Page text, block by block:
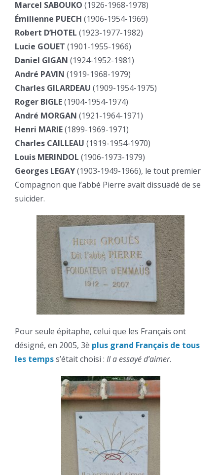
Marcel SABOUKO (1926-1968-1978)
Émilienne PUECH (1906-1954-1969)
Robert D’HOTEL (1923-1977-1982)
Lucie GOUET (1901-1955-1966)
Daniel GIGAN (1924-1952-1981)
André PAVIN (1919-1968-1979)
Charles GILARDEAU (1909-1954-1975)
Roger BIGLE(1904-1954-1974)
André MORGAN (1921-1964-1971)
Henri MARIE(1899-1969-1971)
Charles CAILLEAU (1919-1954-1970)
Louis MERINDOL (1906-1973-1979)
Georges LEGAY(1903-1949-1966), le tout premier
Compagnon que l’abbé Pierre avait dissuadé de se
suicider.
Pour seule épitaphe, celui que les Français ont
désigné, en 2005, 3è plus grand Français de tous
les tempss’était choisi : Il a essayé d’aimer.